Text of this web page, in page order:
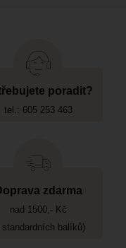
poradit?
tel.: 605 253 463
zdarma
nad 1500,- Kč
standardních balíků)